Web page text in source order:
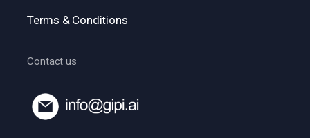
Terms & Conditions
Contact us